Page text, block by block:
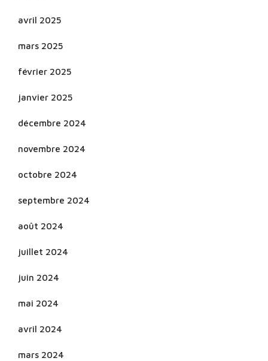
avril 2025
mars 2025
février 2025
janvier 2025
décembre 2024
novembre 2024
octobre 2024
septembre 2024
août 2024
juillet 2024
juin 2024
mai 2024
avril 2024
mars 2024